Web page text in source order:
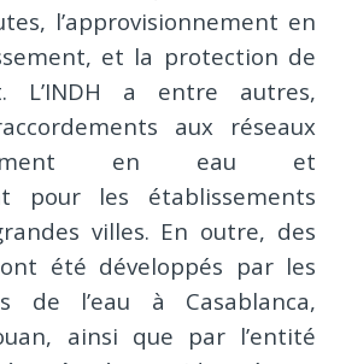
l’approvisionnement en
et la protection de
L’INDH a entre autres,
aux réseaux
en eau et
pour les établissements
villes. En outre, des
été développés par les
de l’eau à Casablanca,
ainsi que par l’entité